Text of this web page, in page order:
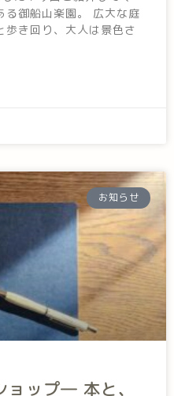
る御船山楽園。 広大な庭
歩き回り、大人は景色さ
お知らせ
ョップ― 本と、